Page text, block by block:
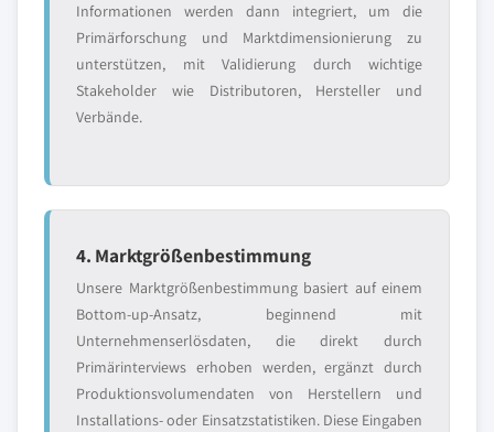
Informationen werden dann integriert, um die
Primärforschung und Marktdimensionierung zu
unterstützen, mit Validierung durch wichtige
Stakeholder wie Distributoren, Hersteller und
Verbände.
4. Marktgrößenbestimmung
Unsere Marktgrößenbestimmung basiert auf einem
Bottom-up-Ansatz, beginnend mit
Unternehmenserlösdaten, die direkt durch
Primärinterviews erhoben werden, ergänzt durch
Produktionsvolumendaten von Herstellern und
Installations- oder Einsatzstatistiken. Diese Eingaben